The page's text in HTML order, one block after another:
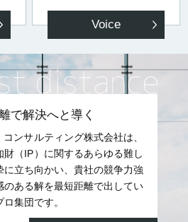
Voice
で解決へと導く
ンサルティング株式会社は、
財（IP）に関するあらゆる難し
に立ち向かい、貴社の競争力強
のある解を最短距離で出してい
集団です。